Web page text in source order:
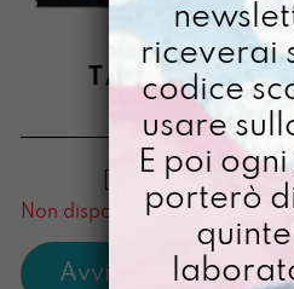
€
[ Portafoglio: 10,5 x
Non disponibile al momento
riceverai
codice
usare
E poi
porterò
quinte